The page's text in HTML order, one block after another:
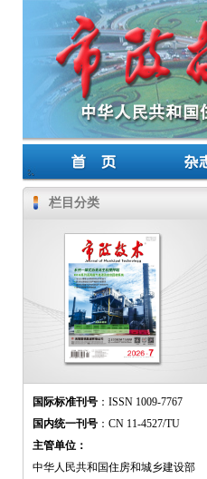
栏目分类
国际标准刊号 ：ISSN 1009-7767
国内统一刊号 ：CN 11-4527/TU
主管单位：
中华人民共和国住房和城乡建设部